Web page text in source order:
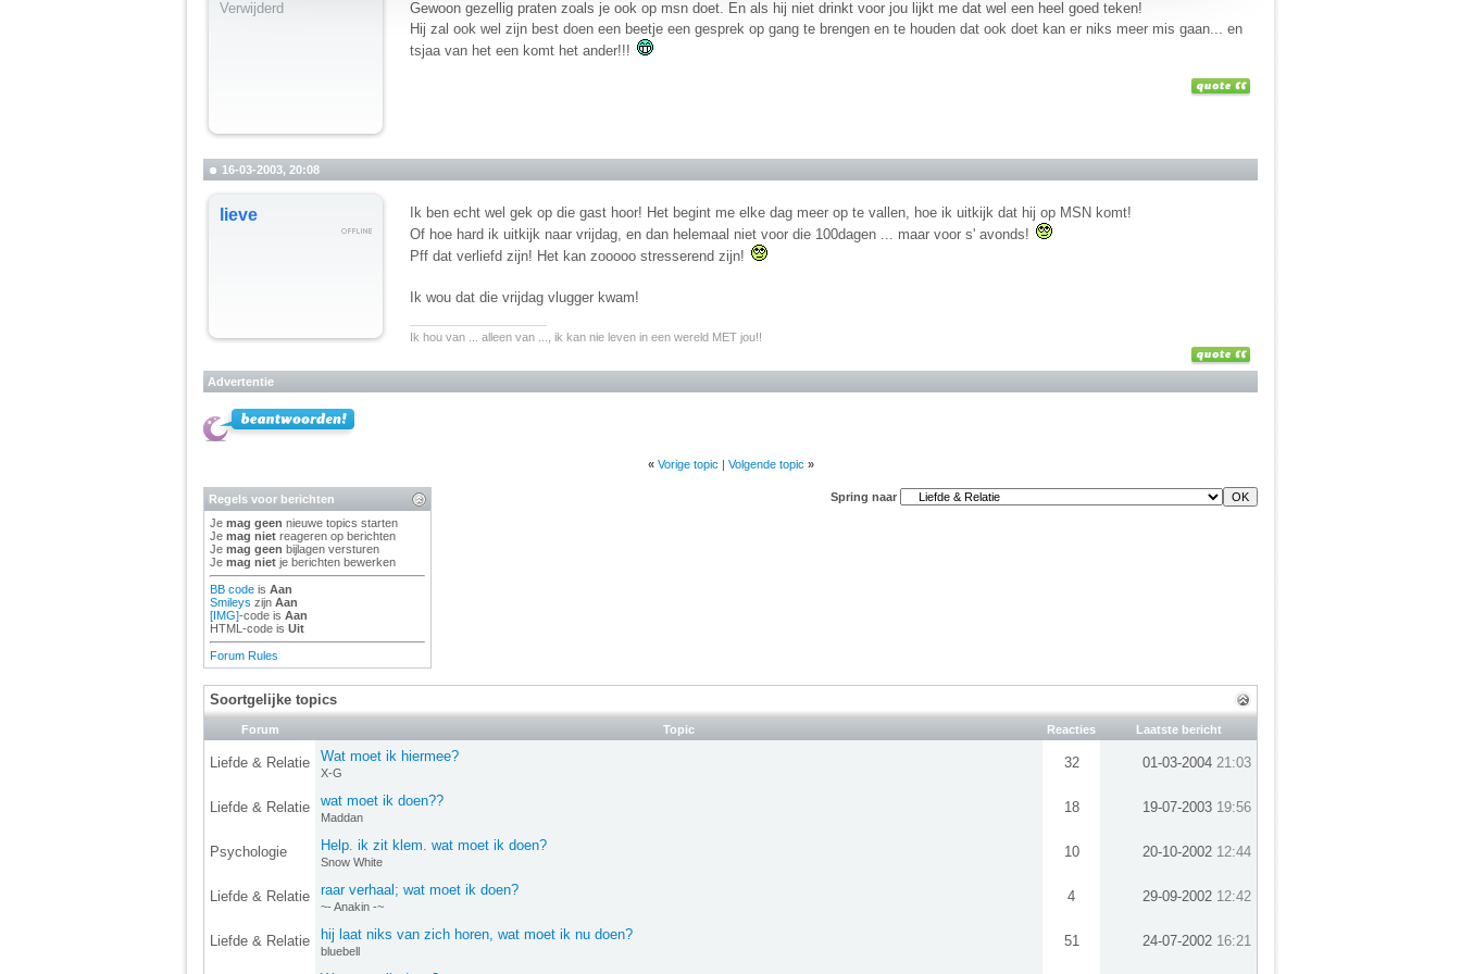
Verwijderd
Gewoon gezellig praten zoals je ook op msn doet. En als hij niet drinkt voor jou lijkt me dat wel een heel goed teken!
Hij zal ook wel zijn best doen een beetje een gesprek op gang te brengen en te houden dat ook doet kan er niks meer mis gaan... en
tsjaa van het een komt het ander!!!
16-03-2003, 20:08
lieve
Ik ben echt wel gek op die gast hoor! Het begint me elke dag meer op te vallen, hoe ik uitkijk dat hij op MSN komt!
Of hoe hard ik uitkijk naar vrijdag, en dan helemaal niet voor die 100dagen ... maar voor s' avonds!
Pff dat verliefd zijn! Het kan zooooo stresserend zijn!
Ik wou dat die vrijdag vlugger kwam!
Ik hou van ... alleen van ..., ik kan nie leven in een wereld MET jou!!
Advertentie
« Vorige topic | Volgende topic »
Regels voor berichten
Je mag geen nieuwe topics starten
Je mag niet reageren op berichten
Je mag geen bijlagen versturen
Je mag niet je berichten bewerken
BB code is Aan
Smileys zijn Aan
[IMG]-code is Aan
HTML-code is Uit
Forum Rules
Spring naar
Soortgelijke topics
Forum Topic Reacties Laatste bericht
Liefde & Relatie Wat moet ik hiermee?
X-G
32 01-03-2004 21:03
Liefde & Relatie wat moet ik doen??
Maddan
18 19-07-2003 19:56
Psychologie Help. ik zit klem. wat moet ik doen?
Snow White
10 20-10-2002 12:44
Liefde & Relatie raar verhaal; wat moet ik doen?
~- Anakin -~
4 29-09-2002 12:42
Liefde & Relatie hij laat niks van zich horen, wat moet ik nu doen?
bluebell
51 24-07-2002 16:21